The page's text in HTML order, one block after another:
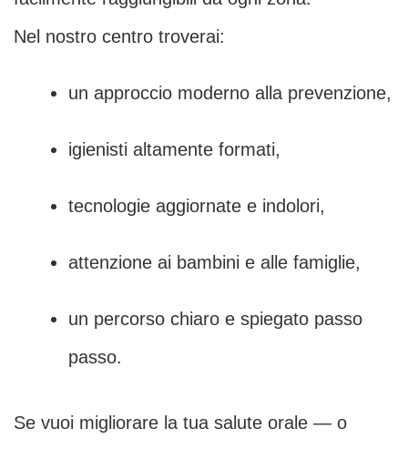
Nel nostro centro troverai:
un approccio moderno alla prevenzione,
igienisti altamente formati,
tecnologie aggiornate e indolori,
attenzione ai bambini e alle famiglie,
un percorso chiaro e spiegato passo
passo.
Se vuoi migliorare la tua salute orale — o